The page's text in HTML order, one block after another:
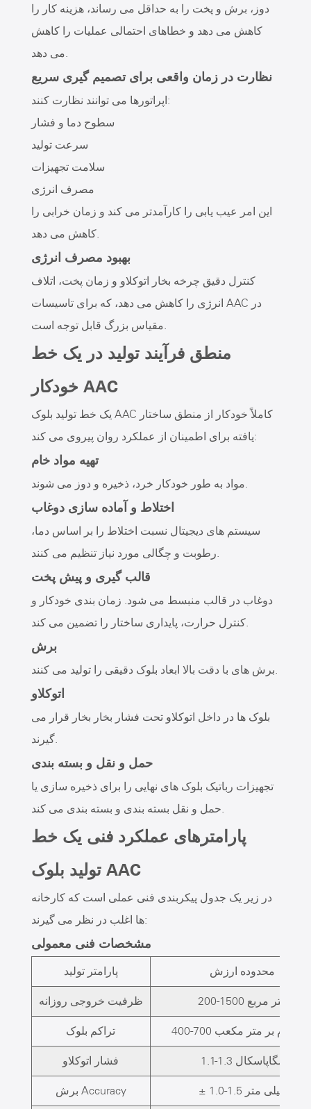
دوز، برش و پخت را به حداقل می رساند، هزینه کار را
کاهش می دهد و خطاهای احتمالی عملیات را کاهش
می دهد.
نظارت در زمان واقعی برای تصمیم گیری سریع
اپراتورها می توانند نظارت کنند:
سطوح دما و فشار
سرعت تولید
سلامت تجهیزات
مصرف انرژی
این امر عیب یابی را کارآمدتر می کند و زمان خرابی را
کاهش می دهد.
بهبود مصرف انرژی
کنترل دقیق چرخه بخار اتوکلاو و زمان پخت، اتلاف
انرژی را کاهش می دهد، که برای تاسیسات AAC در
مقیاس بزرگ قابل توجه است.
منطق فرآیند تولید در یک خط
خودکار AAC
یک خط تولید بلوک AAC کاملاً خودکار از منطق ساختار
یافته برای اطمینان از عملکرد روان پیروی می کند:
تهیه مواد خام
مواد به طور خودکار خرد، ذخیره و دوز می شوند.
اختلاط و آماده سازی دوغاب
سیستم های دیجیتال نسبت اختلاط را بر اساس دما،
رطوبت و چگالی مورد نیاز تنظیم می کنند.
قالب گیری و پیش پخت
دوغاب در قالب منبسط می شود. زمان بندی خودکار و
کنترل حرارت، پایداری ساختار را تضمین می کند.
برش
برش های با دقت بالا ابعاد بلوک دقیقی را تولید می کنند.
اتوکلاو
بلوک ها در داخل اتوکلاو تحت فشار بخار بخار قرار می
گیرند.
حمل و نقل و بسته بندی
تجهیزات رباتیک بلوک های نهایی را برای ذخیره سازی یا
حمل و نقل بسته بندی و بسته بندی می کند.
پارامترهای عملکرد فنی یک خط
تولید بلوک AAC
در زیر یک جدول پیکربندی فنی عملی است که کارخانه
ها اغلب در نظر می گیرند:
مشخصات فنی معمولی
پارامتر تولید محدوده ارزش
ظرفیت خروجی روزانه 200-1500 متر مربع
تراکم بلوک 700 کیلوگرم بر متر مکعب
فشار اتوکلاو 1.1-1.3 مگاپاسکال
برش Accuracy ± 1.0-1.5 میلی متر